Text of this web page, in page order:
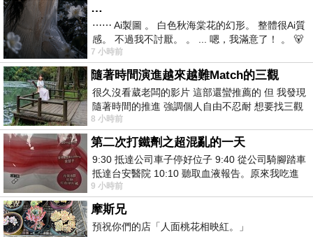
…
⋯⋯ Ai製圖 。 白色秋海棠花的幻形。 整體很Ai質
感。 不過我不討厭。 。 ... 嗯，我滿意了！ 。 🐻
昨中
7 小時前
隨著時間演進越來越難Match的三觀
很久沒看葳老闆的影片 這部還蠻推薦的 但 我發現
隨著時間的推進 強調個人自由不忍耐 想要找三觀
接近的不要說對象 連朋友都超
8 小時前
第二次打鐵劑之超混亂的一天
9:30 抵達公司車子停好位子 9:40 從公司騎腳踏車
抵達台安醫院 10:10 聽取血液報告。原來我吃進
去的 B12 彌可保並非沒有吸收而是超
9 小時前
摩斯兄
預祝你們的店「人面桃花相映紅。」